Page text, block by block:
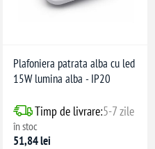
Plafoniera patrata alba cu led
15W lumina alba - IP20
Timp de livrare:5-7 zile
în stoc
51,84 lei